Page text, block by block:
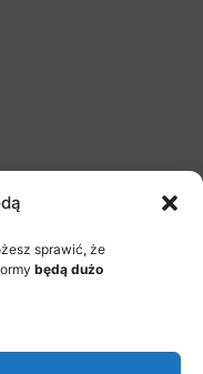
sprawić, że
będą dużo